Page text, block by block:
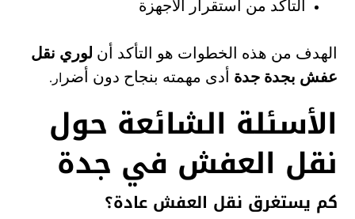
التأكد من استقرار الأجهزة
الهدف من هذه الخطوات هو التأكد أن لوري نقل
عفش بجدة جدة أدى مهمته بنجاح دون أضر ار.
الأسئلة الشائعة حول
نقل العفش في جدة
كم يستغرق نقل العفش عادة؟